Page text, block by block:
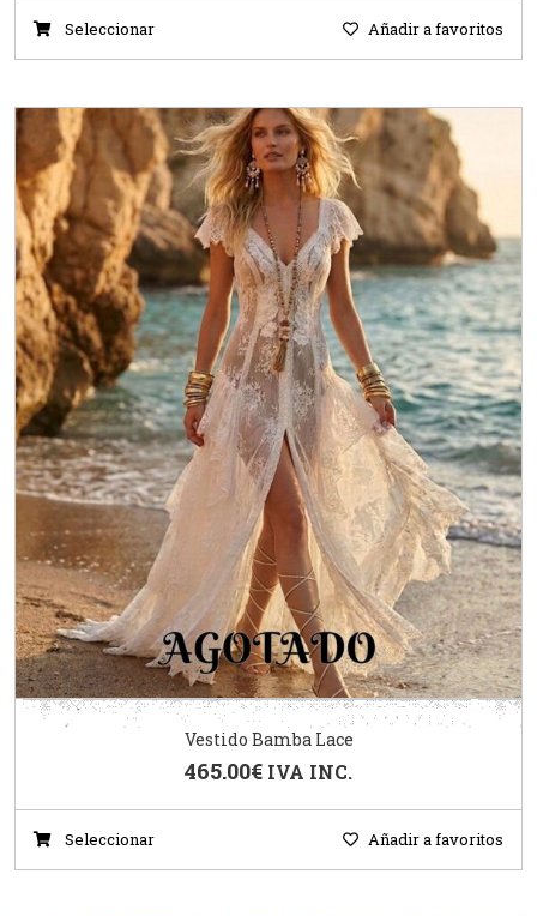
Seleccionar Añadir a favoritos
Vestido Bamba Lace
465.00€ IVA INC.
Seleccionar Añadir a favoritos